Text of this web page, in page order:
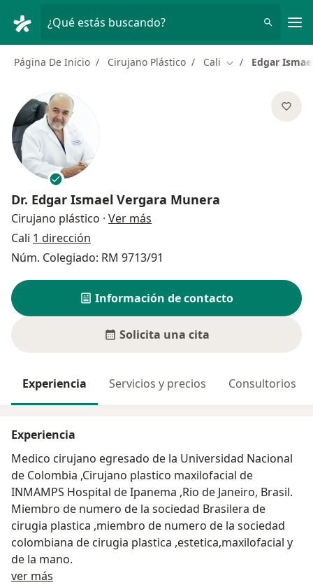
¿Qué estás buscando?
Página De Inicio Cirujano Plástico Cali Cambiar de
Edgar
Dr. Edgar Ismael Vergara Munera
Cirujano plástico · Ver más
Cali 1 dirección
Núm. Colegiado: RM 9713/91
Información de contacto
Solicita una cita
Experiencia Servicios y precios Consultorios
Experiencia
Medico cirujano egresado de la Universidad Nacional
de Colombia ,Cirujano plastico maxilofacial de
INMAMPS Hospital de Ipanema ,Rio de Janeiro, Brasil.
Miembro de numero de la sociedad Brasilera de
cirugia plastica ,miembro de numero de la sociedad
colombiana de cirugia plastica ,estetica,maxilofacial y
de la mano.
ver más